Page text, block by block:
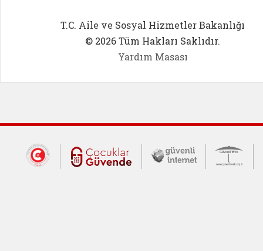
T.C. Aile ve Sosyal Hizmetler Bakanlığı
© 2026 Tüm Hakları Saklıdır.
Yardım Masası
Dış Bağlantılar
Cumhurbaşkanlığı İletişim Merkezi
Çocuklar Güvende (yeni
Güvenli